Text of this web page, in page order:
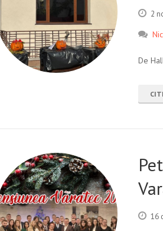
2
De
16